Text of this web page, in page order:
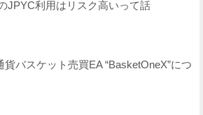
JPYC利用はリスク高いって話
貨バスケット売買EA “BasketOneX”につ